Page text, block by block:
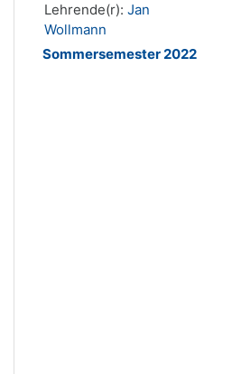
Lehrende(r): Jan
Wollmann
Sommersemester 2022